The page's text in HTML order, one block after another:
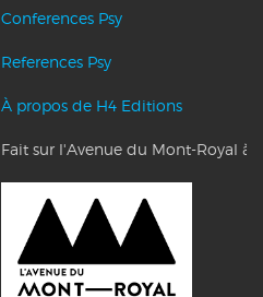
Conferences Psy
References Psy
À propos de H4 Editions
Fait sur l'Avenue du Mont-Royal à